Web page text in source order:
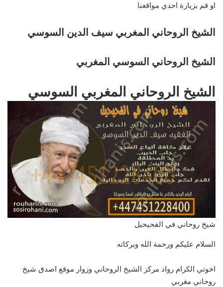
او قم بزيارة احدي مواقعنا
الشيخ الروحاني المغربي سيف الدين السوسي
الشيخ الروحاني السوسي المغربي
الشيخ الروحاني المغربي السوسي
شيخ روحاني في الفحيحيل
السلام عليكم ورحمة الله وبركاته
اخوتي الكرام رواد مركز الشيخ الروحاني وزوار موقع اصدق شيخ
روحاني مغربي